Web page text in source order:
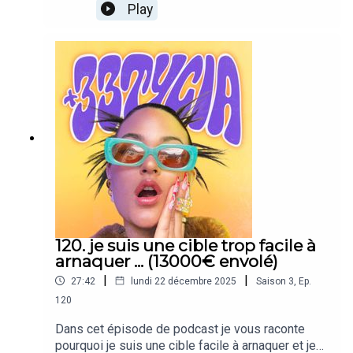
board pour 2026 (manifestation et projets
concrets) Je vous parle aussi de mon nouveal
Papeterie Pour shopper le planner 2026:
https://noprocrastinationclub.fr/Pour découvrir
mes recherches d'appartement:
https://www.youtube.com/watch?
v=5OEte99tjN0&t=639sEt me suivre sur
Instagram pour un peu de tout ça mélangé:
https://www.instagram.com/tyciadchannel/ Que
du love et bonne écoute <3
Play
120. je suis une cible trop facile à
arnaquer ... (13000€ envolé)
27:42 | lundi 22 décembre 2025 | Saison 3 Ep.
120
Dans cet épisode de podcast je vous raconte
pourquoi je suis une cible facile à arnaquer et je